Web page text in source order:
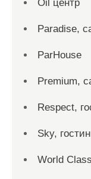
Oil центр
Paradise,
ParHouse
Premium,
Respect,
Sky,
World